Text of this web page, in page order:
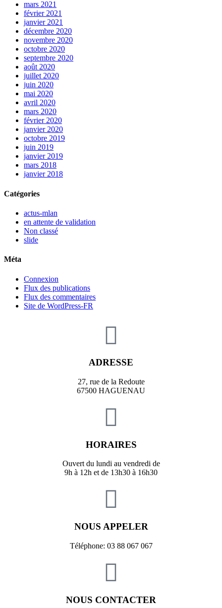
mars 2021
février 2021
janvier 2021
décembre 2020
novembre 2020
octobre 2020
septembre 2020
août 2020
juillet 2020
juin 2020
mai 2020
avril 2020
mars 2020
février 2020
janvier 2020
octobre 2019
juin 2019
janvier 2019
mars 2018
janvier 2018
Catégories
actus-mlan
en attente de validation
Non classé
slide
Méta
Connexion
Flux des publications
Flux des commentaires
Site de WordPress-FR
ADRESSE
27, rue de la Redoute
67500 HAGUENAU
HORAIRES
Ouvert du lundi au vendredi de
9h à 12h et de 13h30 à 16h30
NOUS APPELER
Téléphone: 03 88 067 067
NOUS CONTACTER